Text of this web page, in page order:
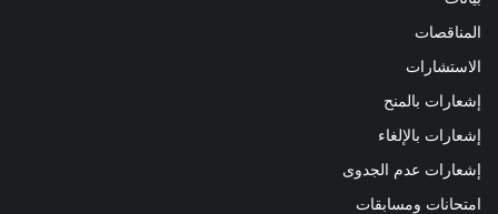
المناقصات
الاستشارات
إشعارات بالمنح
إشعارات بالإلغاء
إشعارات عدم الجدوى
امتحانات ومسابقات